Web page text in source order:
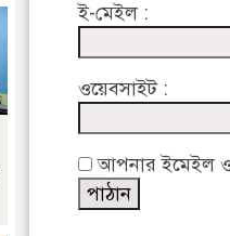
ই-মেইল :
ওয়েবসাইট :
আপনার ইমেইল ও